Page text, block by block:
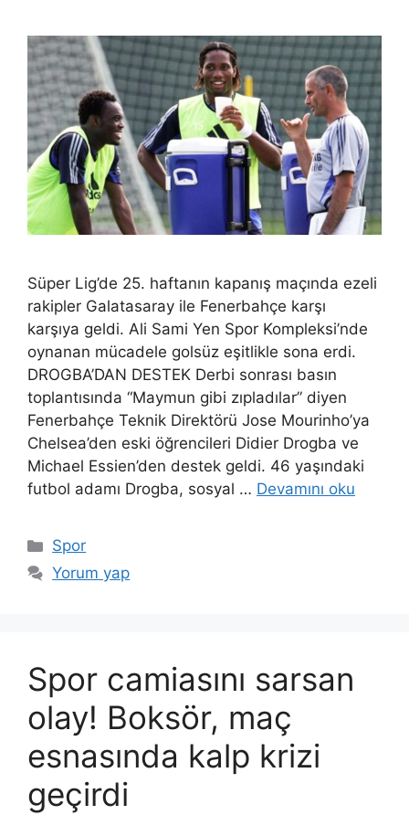
Süper Lig’de 25. haftanın kapanış maçında ezeli
rakipler Galatasaray ile Fenerbahçe karşı
karşıya geldi. Ali Sami Yen Spor Kompleksi’nde
oynanan mücadele golsüz eşitlikle sona erdi.
DROGBA’DAN DESTEK Derbi sonrası basın
toplantısında “Maymun gibi zıpladılar” diyen
Fenerbahçe Teknik Direktörü Jose Mourinho’ya
Chelsea’den eski öğrencileri Didier Drogba ve
Michael Essien’den destek geldi. 46 yaşındaki
futbol adamı Drogba, sosyal … Devamını oku
Kategoriler
Spor
Yorum yap
Spor camiasını sarsan
olay! Boksör, maç
esnasında kalp krizi
geçirdi